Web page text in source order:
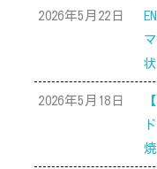
2026年5月22日
2026年5月18日